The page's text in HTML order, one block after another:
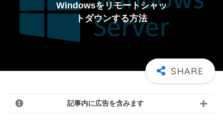
Windowsをリモートシャッ
トダウンする方法
記事内に広告を含みます